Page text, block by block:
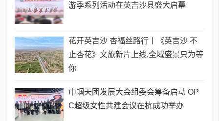
游季系列活动在英吉沙县盛大启幕
花开英吉沙 杏福丝路行丨《英吉沙 不
止杏花》文旅新片上线,全域盛景只为等
你
巾帼天团发展大会组委会筹备启动 OP
C超级女性共建会议在杭成功举办